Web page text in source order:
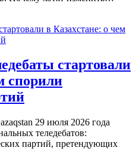
стартовали
спорили
29 июля 2026 года
теледебатов:
партий, претендующих